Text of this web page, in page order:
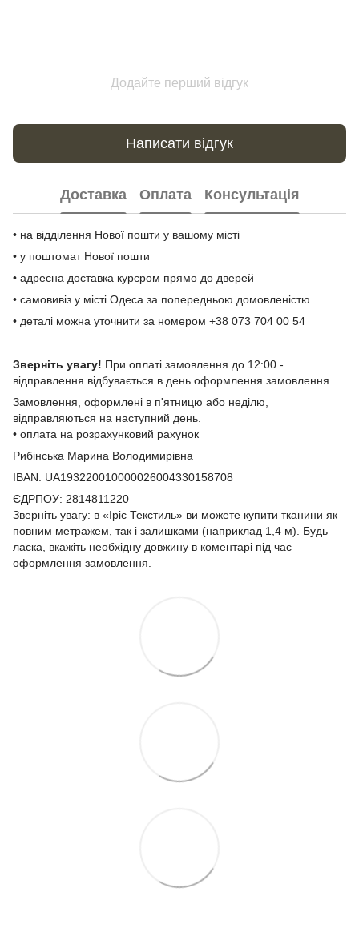
Додайте перший відгук
Написати відгук
Доставка Оплата Консультація
• на відділення Нової пошти у вашому місті
• у поштомат Нової пошти
• адресна доставка курєром прямо до дверей
• самовивіз у місті Одеса за попередньою домовленістю
• деталі можна уточнити за номером +38 073 704 00 54
Зверніть увагу! При оплаті замовлення до 12:00 -
відправлення відбувається в день оформлення замовлення.
Замовлення, оформлені в п'ятницю або неділю,
відправляються на наступний день.
• оплата на розрахунковий рахунок
Рибінська Марина Володимирівна
IBAN: UA193220010000026004330158708
ЄДРПОУ: 2814811220
Зверніть увагу: в «Іріс Текстиль» ви можете купити тканини як
повним метражем, так і залишками (наприклад 1,4 м). Будь
ласка, вкажіть необхідну довжину в коментарі під час
оформлення замовлення.